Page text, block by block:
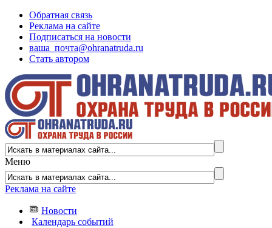
Обратная связь
Реклама на сайте
Подписаться на новости
ваша_почта@ohranatruda.ru
Стать автором
Меню
Реклама на сайте
Новости
Календарь событий